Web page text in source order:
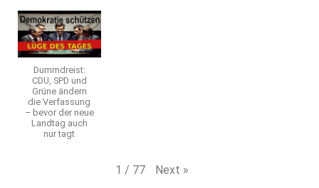
Dummdreist:
CDU, SPD und
Grüne ändern
die Verfassung
– bevor der neue
Landtag auch
nur tagt
1 / 77 Next »